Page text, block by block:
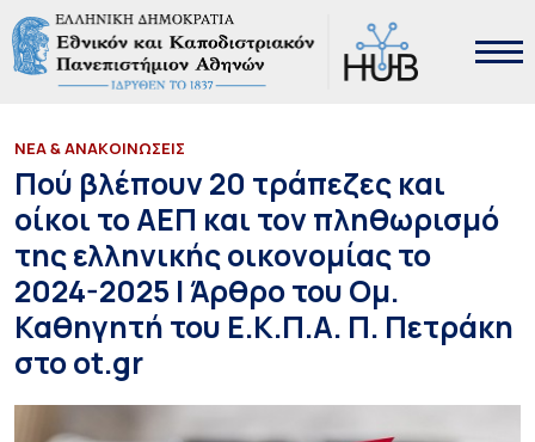
ΝΕΑ & ΑΝΑΚΟΙΝΩΣΕΙΣ
Πού βλέπουν 20 τράπεζες και
οίκοι το ΑΕΠ και τον πληθωρισμό
της ελληνικής οικονομίας το
2024-2025 | Άρθρο του Ομ.
Καθηγητή του Ε.Κ.Π.Α. Π. Πετράκη
στο ot.gr